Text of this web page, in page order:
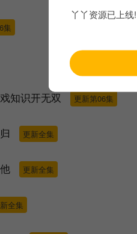
集
知识开无双 更新第06集
更新全集
更新全集
全集
丫丫资源已上